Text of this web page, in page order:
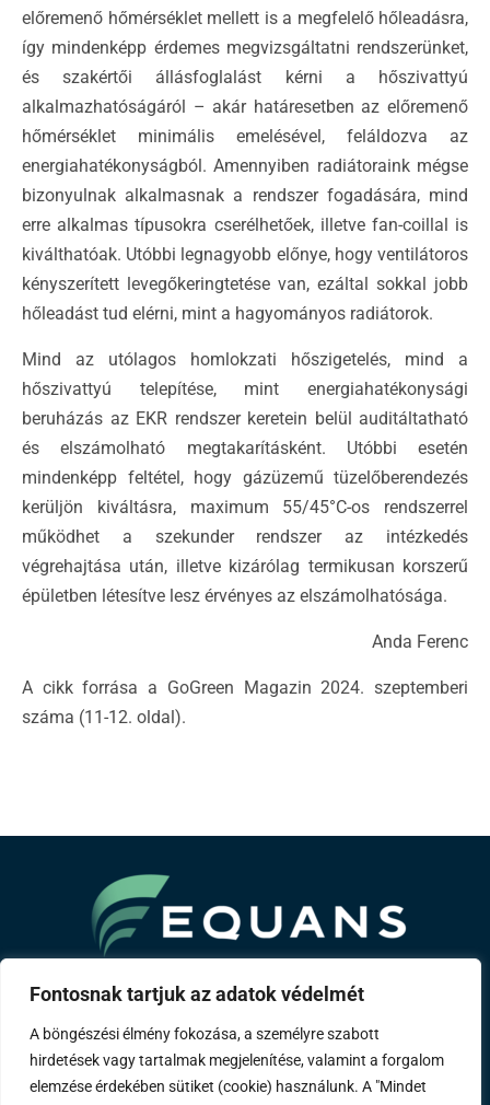
Fontosnak tartjuk az adatok védelmét
A böngészési élmény fokozása, a személyre szabott
hirdetések vagy tartalmak megjelenítése, valamint a forgalom
elemzése érdekében sütiket (cookie) használunk. A "Mindet
előremenő hőmérséklet mellett is a megfelelő hőleadásra,
így mindenképp érdemes megvizsgáltatni rendszerünket,
és szakértői állásfoglalást kérni a hőszivattyú
alkalmazhatóságáról – akár határesetben az előremenő
hőmérséklet minimális emelésével, feláldozva az
energiahatékonyságból. Amennyiben radiátoraink mégse
bizonyulnak alkalmasnak a rendszer fogadására, mind
erre alkalmas típusokra cserélhetőek, illetve fan-coillal is
kiválthatóak. Utóbbi legnagyobb előnye, hogy ventilátoros
kényszerített levegőkeringtetése van, ezáltal sokkal jobb
hőleadást tud elérni, mint a hagyományos radiátorok.
Mind az utólagos homlokzati hőszigetelés, mind a
hőszivattyú telepítése, mint energiahatékonysági
beruházás az EKR rendszer keretein belül auditáltatható
és elszámolható megtakarításként. Utóbbi esetén
mindenképp feltétel, hogy gázüzemű tüzelőberendezés
kerüljön kiváltásra, maximum 55/45°C-os rendszerrel
működhet a szekunder rendszer az intézkedés
végrehajtása után, illetve kizárólag termikusan korszerű
épületben létesítve lesz érvényes az elszámolhatósága.
Anda Ferenc
A cikk forrása a GoGreen Magazin 2024. szeptemberi
száma (11-12. oldal).
A Bouygues csoport tagja
Rólunk Szakterületeink Referenciáink
Távhő
KarrierKapcsolatImpresszum